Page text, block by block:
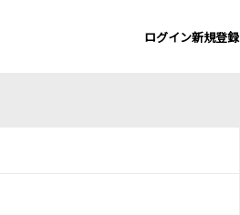
ログイン新規登録